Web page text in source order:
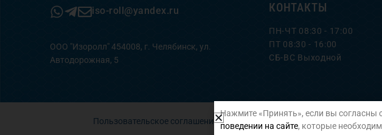
iso-roll@yandex.ru
ООО "Изоролл" 454008, г. Челябинск, ул.
Автодорожная, 5
КОНТАКТЫ
ПН-ЧТ 08:30 - 17:00
ПТ 08:30 - 16:00
СБ-ВС Выходной
Пользовательское соглашение Политика
Нажмите «Принять», если вы согласны
поведении на сайте, которые